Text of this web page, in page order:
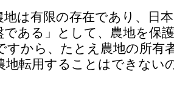
地は有限の存在であり、日
である」として、農地を保
すから、たとえ農地の所有
地転用することはできない